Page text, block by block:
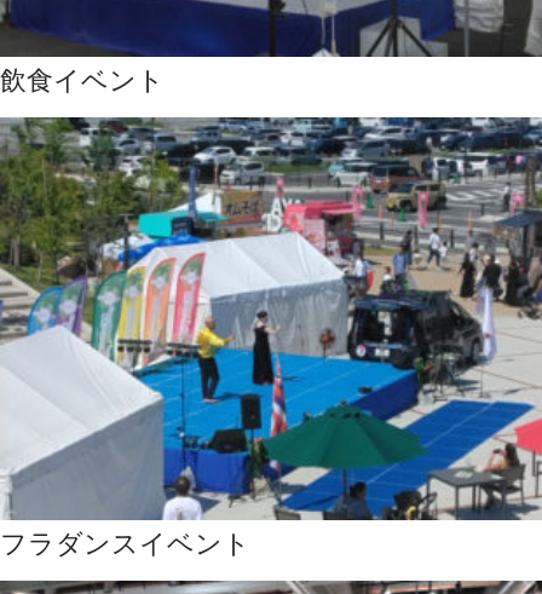
飲食イベント
フラダンスイベント